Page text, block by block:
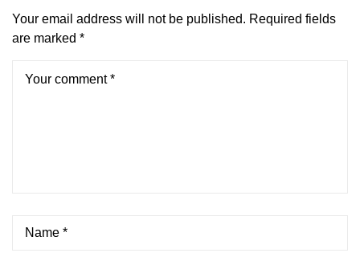
Your email address will not be published. Required fields
are marked *